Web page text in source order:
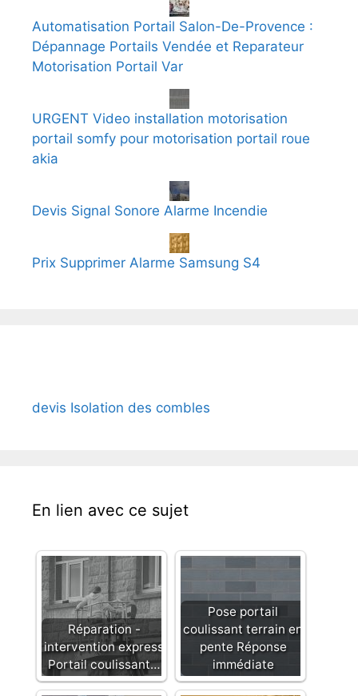
Automatisation Portail Salon-De-Provence :
Dépannage Portails Vendée et Reparateur
Motorisation Portail Var
URGENT Video installation motorisation
portail somfy pour motorisation portail roue
akia
Devis Signal Sonore Alarme Incendie
Prix Supprimer Alarme Samsung S4
devis Isolation des combles
En lien avec ce sujet
Réparation -
intervention express
Portail coulissant…
Pose portail
coulissant terrain en
pente Réponse
immédiate